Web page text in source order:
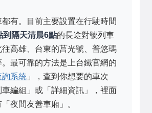
有。目前主要設置在行駛時間
到隔天清晨6點的長途對號列車
往高雄、台東的莒光號、普悠瑪
最可靠的方法是上台鐵官網的
詢系統 」，查到你想要的車次
編組」或「詳細資訊」，裡面
夜間友善車廂」。